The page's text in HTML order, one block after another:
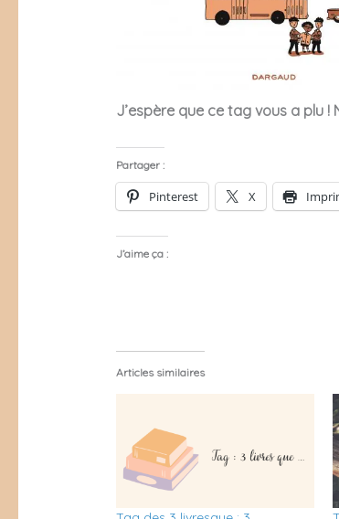
J’espère que ce tag vous a plu
Partager :
Pinterest X
J’aime ça :
Articles similaires